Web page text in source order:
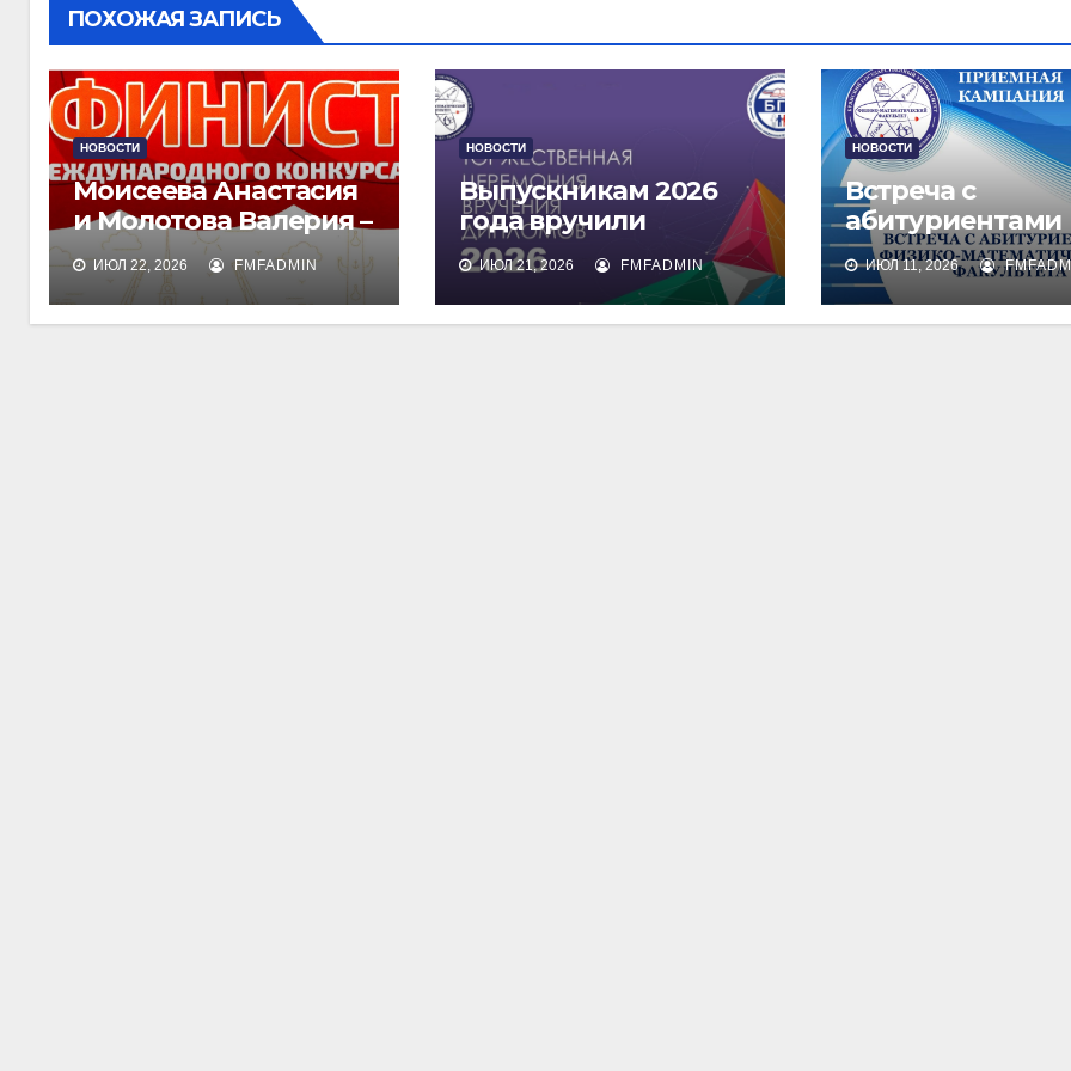
ПОХОЖАЯ ЗАПИСЬ
НОВОСТИ
Моисеева Анастасия
и Молотова Валерия –
лауреаты
международного
конкурса талантов
ИЮЛ 22, 2026 FMFADMIN
НОВОСТИ
Выпускникам 2026
года вручили
дипломы о высшем
образовании
ИЮЛ 21, 2026 FMFADMIN
НОВОСТИ
Встреча с
абитуриентами
физико-
факультета и их
ИЮЛ 11, 2026